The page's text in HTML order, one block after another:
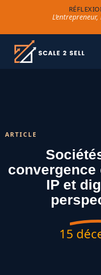
ARTICLE
convergence
IP et
15